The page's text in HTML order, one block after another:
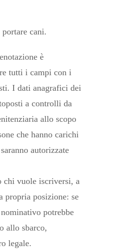
cani.
è
tutti i campi con i
I dati anagrafici dei
a controlli da
allo scopo
che hanno carichi
autorizzate
chi vuole iscriversi, a
propria posizione: se
potrebbe
allo sbarco,
legale.